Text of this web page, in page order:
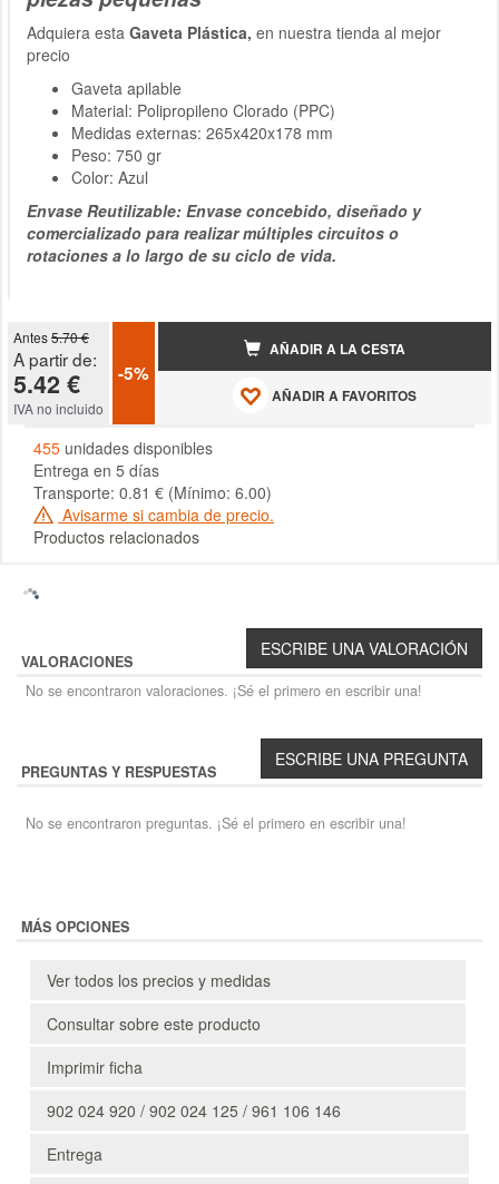
Adquiera esta Gaveta Plástica, en nuestra tienda al mejor
precio
Gaveta apilable
Material: Polipropileno Clorado (PPC)
Medidas externas: 265x420x178 mm
Peso: 750 gr
Color: Azul
Envase Reutilizable: Envase concebido, diseñado y
comercializado para realizar múltiples circuitos o
rotaciones a lo largo de su ciclo de vida.
Antes5.70 €
A partir de:
5.42 €
IVA no incluido
-5%
AÑADIR A LA CESTA
AÑADIR A FAVORITOS
455 unidades disponibles
Entrega en 5 días
Transporte: 0.81 € (Mínimo: 6.00)
Avisarme si cambia de precio.
Productos relacionados
VALORACIONES
No se encontraron valoraciones. ¡Sé el primero en escribir una!
PREGUNTAS Y RESPUESTAS
No se encontraron preguntas. ¡Sé el primero en escribir una!
MÁS OPCIONES
Ver todos los precios y medidas
Consultar sobre este producto
Imprimir ficha
902 024 920 / 902 024 125 / 961 106 146
Entrega